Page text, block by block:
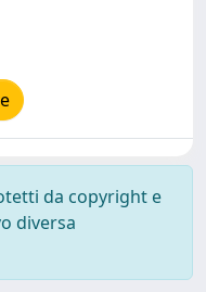
da copyright e
diversa